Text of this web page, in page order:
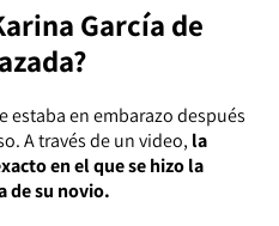
García de
estaba en embarazo después
A través de un video, la
en el que se hizo la
de su novio.